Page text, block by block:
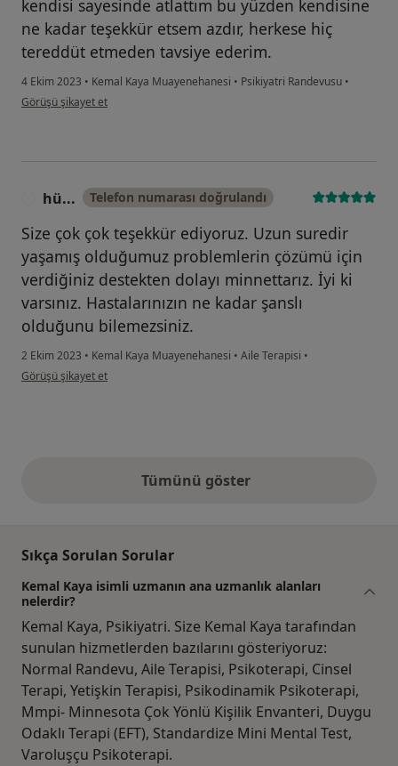
kendisi sayesinde atlattım bu yüzden kendisine
ne kadar teşekkür etsem azdır, herkese hiç
tereddüt etmeden tavsiye ederim.
4 Ekim 2023 • Kemal Kaya Muayenehanesi • Psikiyatri Randevusu •
kullanıcının görüşüne göre b....k
Görüşü şikayet et
hü... Telefon numarası doğrulandı
Size çok çok teşekkür ediyoruz. Uzun suredir
yaşamış olduğumuz problemlerin çözümü için
verdiğiniz destekten dolayı minnettarız. İyi ki
varsınız. Hastalarınızın ne kadar şanslı
olduğunu bilemezsiniz.
2 Ekim 2023 • Kemal Kaya Muayenehanesi • Aile Terapisi •
kullanıcının görüşüne göre hü...
Görüşü şikayet et
Tümünü gösteryukarıdaki görüşler
Sıkça Sorulan Sorular
Kemal Kaya isimli uzmanın ana uzmanlık alanları
nelerdir?
Kemal Kaya, Psikiyatri. Size Kemal Kaya tarafından
sunulan hizmetlerden bazılarını gösteriyoruz:
Normal Randevu, Aile Terapisi, Psikoterapi, Cinsel
Terapi, Yetişkin Terapisi, Psikodinamik Psikoterapi,
Mmpi- Minnesota Çok Yönlü Kişilik Envanteri, Duygu
Odaklı Terapi (EFT), Standardize Mini Mental Test,
Varoluşçu Psikoterapi.